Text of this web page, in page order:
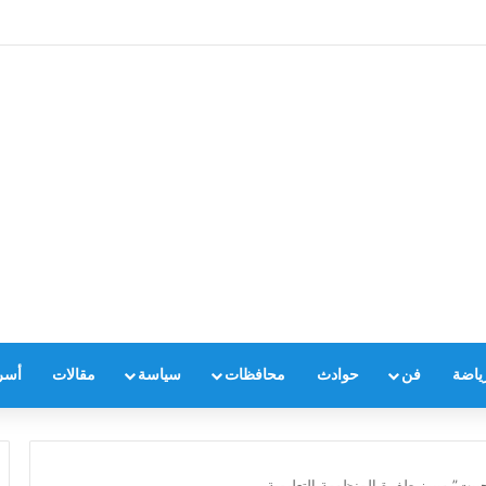
فن حوادث محافظات سياسة مقالات